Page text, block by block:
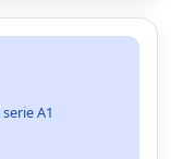
A1